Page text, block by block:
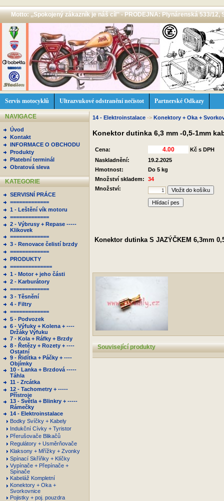
Motto: ,,Spokojený zákazník je náš cíl'' - PRODEJNA: Plynárenská 533/12,
Servis motocyklů Ultrazvukové odstranění nečistot Partnerské Odkazy
NAVIGACE
Úvod
Kontakt
INFORMACE O OBCHODU
Produkty
Platební terminál
Obratová sleva
KATEGORIE
SERVISNÍ PRÁCE
=============
1 - Leštění vík motoru
=============
2 - Výbrusy + Repase -----
Klikovek
=============
3 - Renovace čelistí brzdy
=============
PRODUKTY
==============
1 - Motor + jeho části
2 - Karburátory
=============
3 - Těsnění
4 - Filtry
=============
5 - Podvozek
6 - Výfuky + Kolena + ----
Držáky Výfuku
7 - Kola + Ráfky + Brzdy
8 - Řetězy + Rozety + ----
Ostatní
9 - Řidítka + Páčky + ----
Objímky
10 - Lanka + Brzdová -----
Táhla
11 - Zrcátka
12 - Tachometry + -----
Přístroje
13 - Světla + Blinkry + -----
Rámečky
14 - Elektroinstalace
Bodky Svíčky + Kabely
Indukční Cívky + Tyristor
Přerušovače Blikačů
Regulátory + Usměrňovače
Klaksony + Mřížky + Zvonky
Spínací Skříňky + Klíčky
Vypínače + Přepínače +
Spínače
Kabeláž Kompletní
Konektory + Oka +
Svorkovnice
Pojistky + poj. pouzdra
14 - Elektroinstalace -> Konektory + Oka +
Konektor dutinka 6,3 mm -0,5-1mm
Cena:
Kč s DPH
Naskladnění:
19.2.2025
Hmotnost:
Do 5 kg
Množství skladem:
34
Množství:
Hlídací pes
Konektor dutinka S JAZÝČKEM 6,3mm
Související produkty